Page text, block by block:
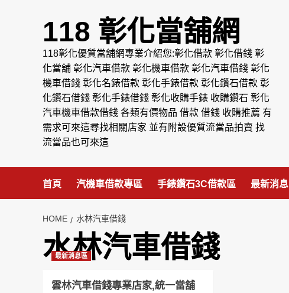
118 彰化當舖網
118彰化優質當舖網專業介紹您:彰化借款 彰化借錢 彰
化當舖 彰化汽車借款 彰化機車借款 彰化汽車借錢 彰化
機車借錢 彰化名錶借款 彰化手錶借款 彰化鑽石借款 彰
化鑽石借錢 彰化手錶借錢 彰化收購手錶 收購鑽石 彰化
汽車機車借款借錢 各類有價物品 借款 借錢 收購推薦 有
需求可來這尋找相關店家 並有附設優質流當品拍賣 找
流當品也可來這
首頁 汽機車借款專區 手錶鑽石3C借款區 最新消息
HOME 水林汽車借錢
水林汽車借錢
最新消息區
雲林汽車借錢專業店家,統一當舖